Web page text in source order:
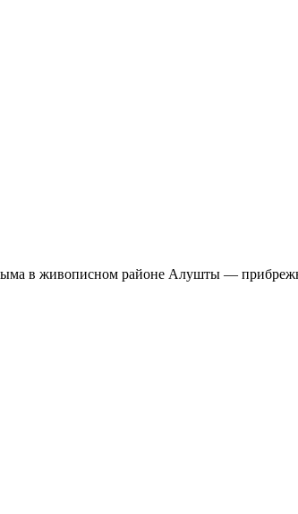
в живописном районе Алушты —